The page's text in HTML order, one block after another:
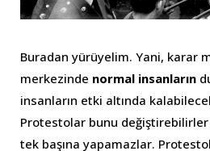
Buradan yürüyelim. Yani, karar
merkezinde normal insanların
insanların etki altında
Protestolar bunu
tek başına yapamazlar.